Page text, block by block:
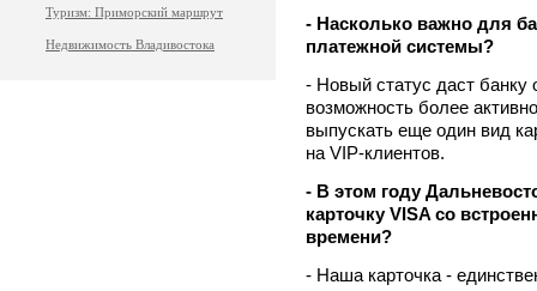
Туризм: Приморский маршрут
Недвижимость Владивостока
- Насколько важно для
платежной системы?
- Новый статус даст банку
возможность более
выпускать еще один вид
на VIP-клиентов.
- В этом году
карточку VISA со
времени?
- Наша карточка -